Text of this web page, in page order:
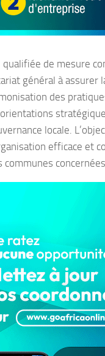
qualifiée de mesure
général à assurer
des
locale.
efficace et
communes concernées.